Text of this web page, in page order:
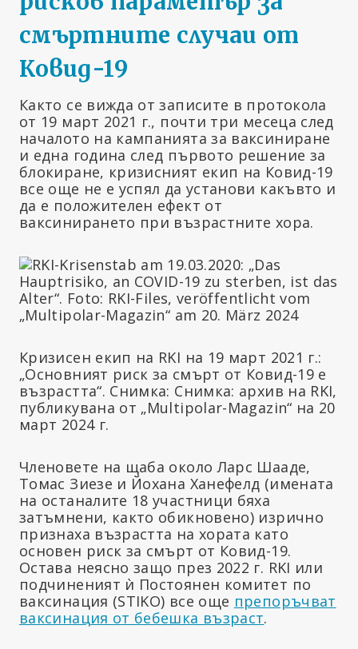
смъртните случаи от
Ковид-19
Както се вижда от записите в протокола
от 19 март 2021 г., почти три месеца след
началото на кампанията за ваксиниране
и една година след първото решение за
блокиране, кризисният екип на Ковид-19
все още не е успял да установи какъвто и
да е положителен ефект от
ваксинирането при възрастните хора.
Кризисен екип на RKI на 19 март 2021 г.:
„Основният риск за смърт от Ковид-19 е
възрастта“. Снимка: Снимка: архив на RKI,
публикувана от „Multipolar-Magazin“ на 20
март 2024 г.
Членовете на щаба около Ларс Шааде,
Томас Зиезе и Йохана Ханефелд (имената
на останалите 18 участници бяха
затъмнени, както обикновено) изрично
признаха възрастта на хората като
основен риск за смърт от Ковид-19.
Остава неясно защо през 2022 г. RKI или
подчиненият ѝ Постоянен комитет по
ваксинация (STIKO) все още препоръчват
ваксинация от бебешка възраст.